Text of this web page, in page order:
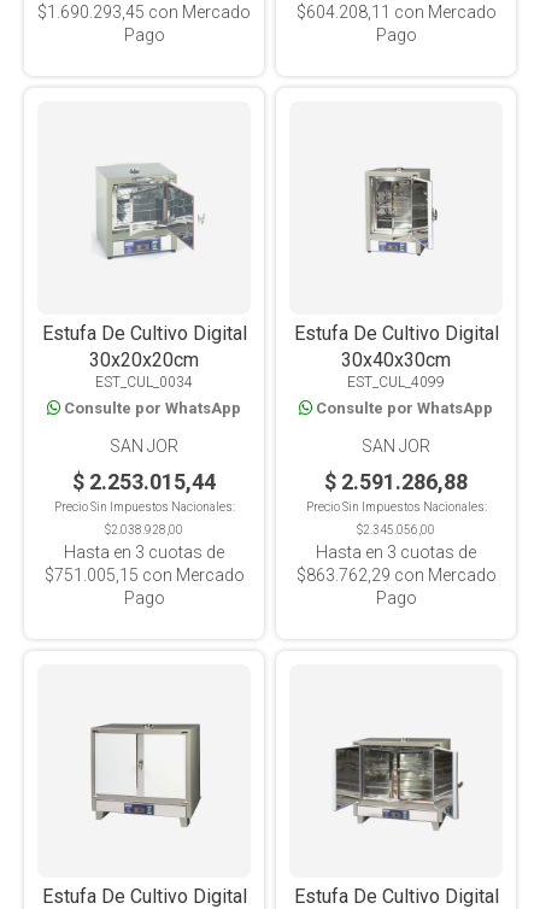
$1.690.293,45 con Mercado
Pago
$604.208,11 con Mercado
Pago
Estufa De Cultivo Digital
30x20x20cm
EST_CUL_0034
Consulte por WhatsApp
SAN JOR
$ 2.253.015,44
Precio Sin Impuestos Nacionales:
$2.038.928,00
Hasta en 3 cuotas de
$751.005,15 con Mercado
Pago
Estufa De Cultivo Digital
30x40x30cm
EST_CUL_4099
Consulte por WhatsApp
SAN JOR
$ 2.591.286,88
Precio Sin Impuestos Nacionales:
$2.345.056,00
Hasta en 3 cuotas de
$863.762,29 con Mercado
Pago
Estufa De Cultivo Digital
Estufa De Cultivo Digital